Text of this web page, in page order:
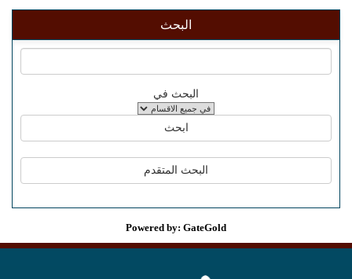
البحث
البحث في
Powered by: GateGold